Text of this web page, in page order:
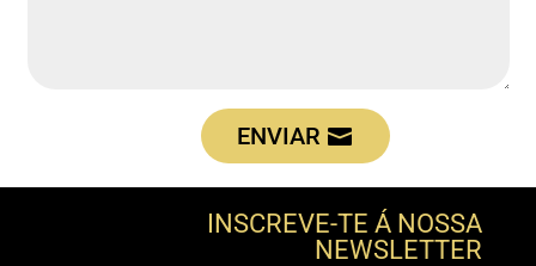
ENVIAR
INSCREVE-TE Á NOSSA
NEWSLETTER